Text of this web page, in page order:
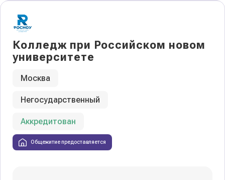
Колледж при Российском новом
университете
Москва
Негосударственный
Аккредитован
Общежитие предоставляется